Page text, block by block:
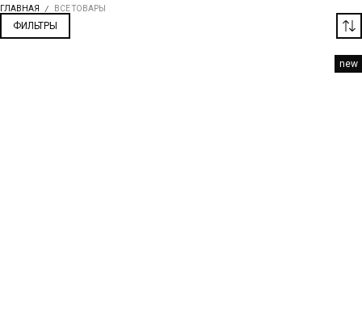
ГЛАВНАЯ ВСЕ ТОВАРЫ
ФИЛЬТРЫ
new